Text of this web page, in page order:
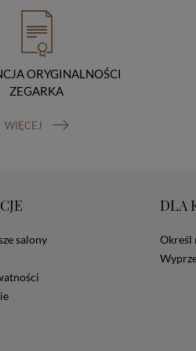
ORYGINALNOŚCI
ZEGARKA
WIĘCEJ
salony
DLA
Określ